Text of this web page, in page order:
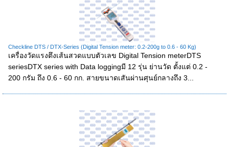
Checkline DTS / DTX-Series (Digital Tension meter: 0.2-200g to 0.6 - 60 Kg)
เครื่องวัดแรงตึงเส้นสวดแบบตัวเลข Digital Tension meterDTS
seriesDTX series with Data loggingมี 12 รุ่น ย่านวัด ตั้งแต่ 0.2 -
200 กรัม ถึง 0.6 - 60 กก. สายขนาดเสันผ่านศุนย์กลางถึง 3...